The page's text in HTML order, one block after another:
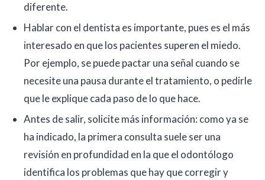
diferente.
Hablar con el dentista es importante, pues es el más
interesado en que los pacientes superen el miedo.
Por ejemplo, se puede pactar una señal cuando se
necesite una pausa durante el tratamiento, o pedirle
que le explique cada paso de lo que hace.
Antes de salir, solicite más información: como ya se
ha indicado, la primera consulta suele ser una
revisión en profundidad en la que el odontólogo
identifica los problemas que hay que corregir y